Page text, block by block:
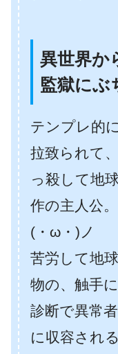
異世界か
監獄にぶ
テンプレ的
拉致られて
っ殺して地
作の主人公。
(・ω・)ノ
苦労して地
物の、触手
診断で異常
に収容され